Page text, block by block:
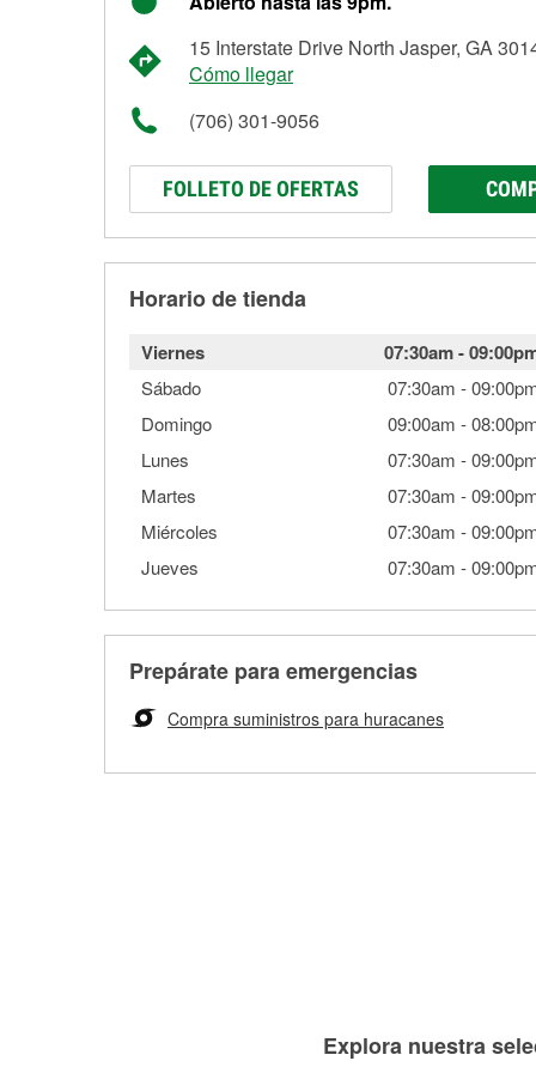
15 Interstate Drive North Jasper, GA
Cómo llegar
(706) 301-9056
FOLLETO DE OFERTAS
Horario de tienda
Viernes 07:30am-
Sábado 07:30am -
Domingo
09:00am -
Lunes
07:30am -
Martes
07:30am -
Miércoles
07:30am -
Jueves
07:30am -
Prepárate para emergencias
Compra suministros para huracanes
Explora nuestra